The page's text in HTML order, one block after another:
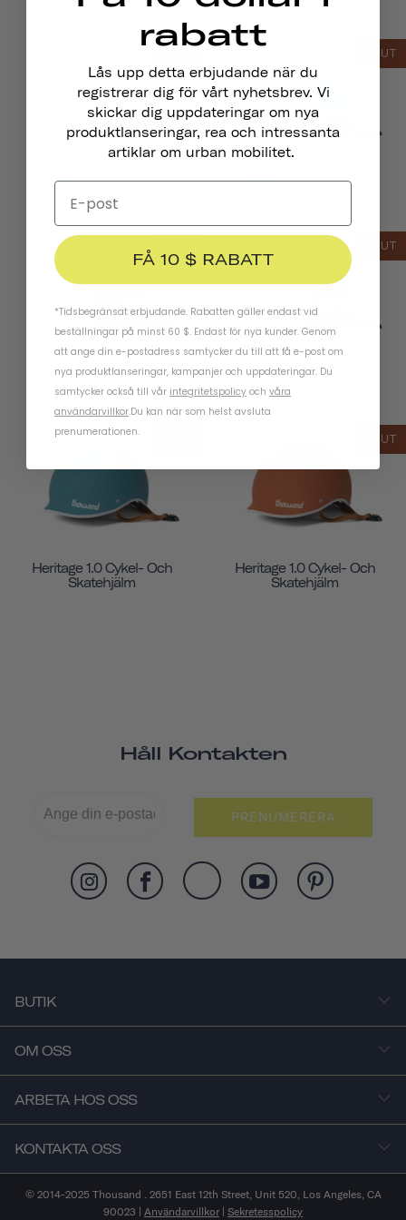
Skatehjälm
Skatehjälm
Heritage 1.0 Cykel- Och
Skatehjälm
SLUT
Heritage 1.0 Cykel- Och
Heritage 1.0 Cykel- Och
Skatehjälm
SLUT
Heritage 1.0 Cykel- Och
Skatehjälm
Heritage 1.0 Cykel- Och
Skatehjälm
SLUT
Heritage 1.0 Cykel- Och
Skatehjälm
Håll Kontakten
PRENUMERERA
BUTIK
OM OSS
ARBETA HOS OSS
KONTAKTA OSS
© 2014-2025 Thousand . 2651 East 12th Street, Unit 520, Los Angeles, CA
90023 | Användarvillkor | Sekretesspolicy
rabatt
Lås upp detta erbjudande när du
registrerar dig för vårt nyhetsbrev. Vi
skickar dig uppdateringar om nya
produktlanseringar, rea och intressanta
artiklar om urban mobilitet.
FÅ 10 $ RABATT
*Tidsbegränsat erbjudande. Rabatten gäller endast vid
beställningar på minst 60 $. Endast för nya kunder. Genom
att ange din e-postadress samtycker du till att få e-post om
nya produktlanseringar, kampanjer och uppdateringar. Du
samtycker också till vår integritetspolicy och våra
användarvillkor.Du kan när som helst avsluta
prenumerationen.